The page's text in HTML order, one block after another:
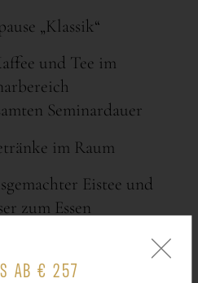
„Klassik“
und Tee im
Seminardauer
im Raum
Eistee und
zum Essen
AB € 257